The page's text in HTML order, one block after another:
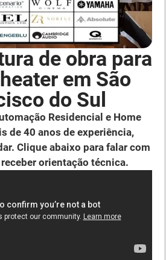
de obra para
em São
do Sul
Residencial e Home
de 40 anos de experiência,
Clique abaixo para falar com
orientação técnica.